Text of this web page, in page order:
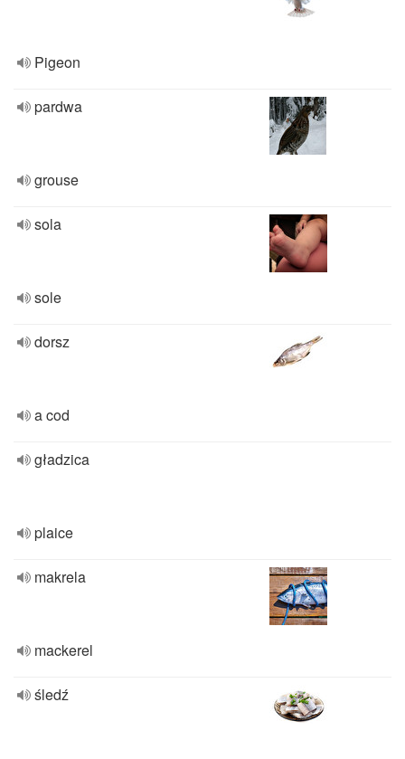
Pigeon
pardwa
grouse
sola
sole
dorsz
a cod
gładzica
plaice
makrela
mackerel
śledź